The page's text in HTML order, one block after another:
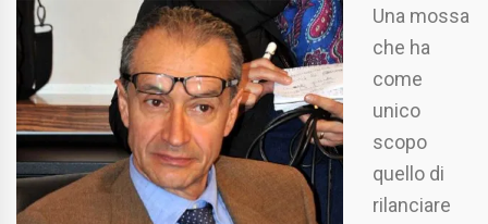
Una mossa
che ha
come
unico
scopo
quello di
rilanciare